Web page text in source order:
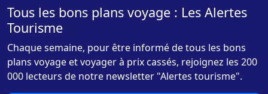
Tous les bons plans voyage : Les Alertes
Tourisme
Chaque semaine, pour être informé de tous les bons
plans voyage et voyager à prix cassés, rejoignez les 200
000 lecteurs de notre newsletter "Alertes tourisme".